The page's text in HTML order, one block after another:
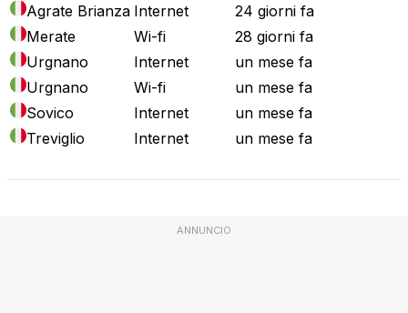
Agrate Brianza Internet
24 giorni fa
Merate
Wi-fi
28 giorni fa
Urgnano
Internet
un mese fa
Urgnano
Wi-fi
un mese fa
Sovico
Internet
un mese fa
Treviglio
Internet un mese fa
ANNUNCIO